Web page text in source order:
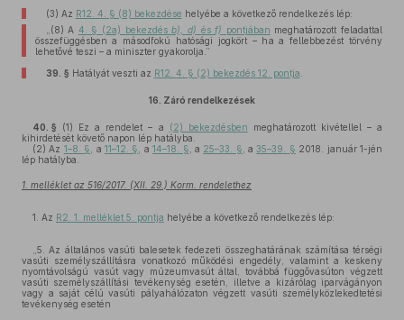
(3) Az R12. 4. § (8) bekezdése helyébe a következő rendelkezés lép:
„(8) A 4. § (2a) bekezdésb), d) ésf) pontjában meghatározott feladattal
összefüggésben a másodfokú hatósági jogkört – ha a fellebbezést törvény
lehetővé teszi – a miniszter gyakorolja.”
39. § Hatályát veszti az R12. 4. § (2) bekezdés 12. pontja
16. Záró rendelkezések
40. § (1) Ez a rendelet – a (2) bekezdésben meghatározott kivétellel – a
kihirdetését követő napon lép hatályba.
(2) Az 1–8. § , a 11–12. § , a14–18. § , a 25–33. § , a35–39. § 2018. január 1-jén
lép hatályba.
1. melléklet az 516/2017. (XII. 29.) Korm. rendelethez
1. Az R2. 1. melléklet 5. pontja helyébe a következő rendelkezés lép:
„5. Az általános vasúti balesetek fedezeti összeghatárának számítása térségi
vasúti személyszállításra vonatkozó működési engedély, valamint a keskeny
nyomtávolságú vasút vagy múzeumvasút által, továbbá függővasúton végzett
vasúti személyszállítási tevékenység esetén, illetve a kizárólag iparvágányon
vagy a saját célú vasúti pályahálózaton végzett vasúti személyközlekedtetési
tevékenység esetén